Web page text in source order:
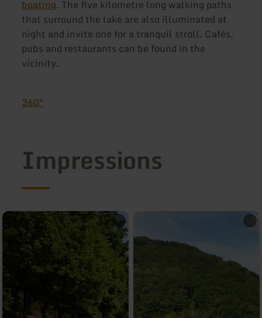
boating. The five kilometre long walking paths
that surround the lake are also illuminated at
night and invite one for a tranquil stroll. Cafés,
pubs and restaurants can be found in the
vicinity.
360°
Impressions